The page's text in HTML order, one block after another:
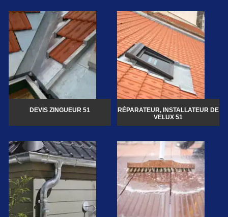
DEVIS ZINGUEUR 51
RÉPARATEUR, INSTALLATEUR DE
VELUX 51